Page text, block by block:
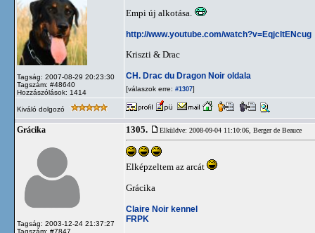
Tagság: 2007-08-29 20:23:30
Tagszám: #48640
Hozzászólások: 1414
Empi új alkotása.
http://www.youtube.com/watch?v=EqjcltENcug
Kriszti & Drac
CH. Drac du Dragon Noir oldala
[válaszok erre: #1307]
Kiváló dolgozó
Grácika
Tagság: 2003-12-24 21:37:27
Tagszám: #7847
1305. Elküldve: 2008-09-04 11:10:06, Berger de Beauce
Elképzeltem az arcát
Grácika
Claire Noir kennel
FRPK